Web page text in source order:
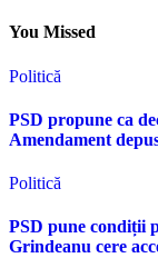
You Missed
Politică
PSD propune ca
Amendament
Politică
PSD pune condiții
Grindeanu cere